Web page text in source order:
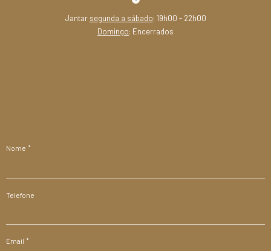
Jantar segunda a sábado: 19h00 - 22h00
Domingo: Encerrados
Nome
Telefone
Email